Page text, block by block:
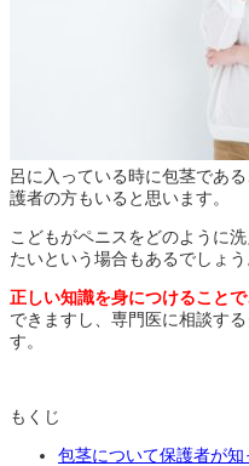
呂に入っている時に包茎であ
護者の方もいると思います。
こどもがペニスをどのように
たいという場合もあるでしょう
正しい知識を身につけることで
できますし、専門医に相談す
す。
もくじ
包茎について保護者が知